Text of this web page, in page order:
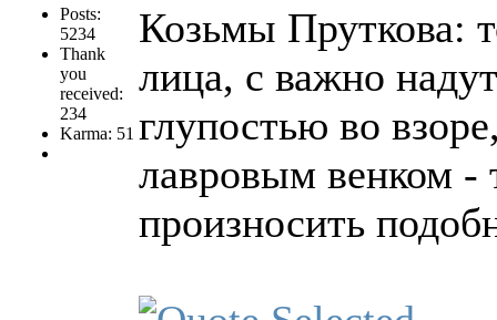
Posts:
5234
Thank
you
received:
234
Karma: 51
Козьмы Пруткова:
лица, с важно
глупостью во
лавровым венком -
произносить